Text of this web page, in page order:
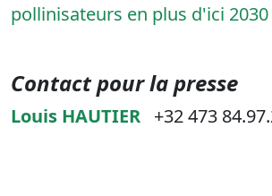
pollinisateurs en plus d'ici 2030
Contact pour la presse
Louis HAUTIER +32 473